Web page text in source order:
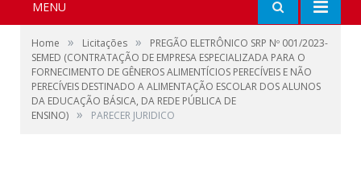
MENU
Home » Licitações »
PREGÃO ELETRÔNICO SRP Nº 001/2023-
SEMED (CONTRATAÇÃO DE EMPRESA ESPECIALIZADA PARA O
FORNECIMENTO DE GÊNEROS ALIMENTÍCIOS PERECÍVEIS E NÃO
PERECÍVEIS DESTINADO A ALIMENTAÇÃO ESCOLAR DOS ALUNOS
DA EDUCAÇÃO BÁSICA, DA REDE PÚBLICA DE
ENSINO) » PARECER JURIDICO